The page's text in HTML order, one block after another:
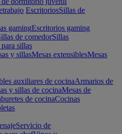
EscritoriosSillas de
gamingEscritorios gaming
de comedorSillas
sillas
y sillasMesas extensiblesMesas
auxiliares de cocinaArmarios de
y sillas de cocinaMesas de
de cocinaCocinas
Servicio de